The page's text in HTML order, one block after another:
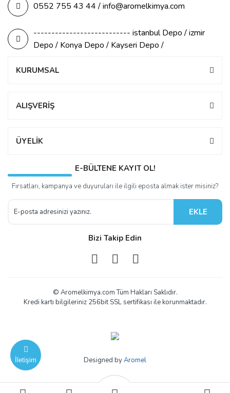
İletişim
0552 755 43 44 / info@aromelkimya.com
--------------------------- istanbul Depo / izmir
Depo / Konya Depo / Kayseri Depo /
KURUMSAL
ALIŞVERİŞ
ÜYELİK
E-BÜLTENE KAYIT OL!
Fırsatları, kampanya ve duyuruları ile ilgili eposta almak ister misiniz?
EKLE
Bizi Takip Edin
© Aromelkimya.com Tüm Hakları Saklıdır.
Kredi kartı bilgileriniz 256bit SSL sertifikası ile korunmaktadır.
Designed byAromel